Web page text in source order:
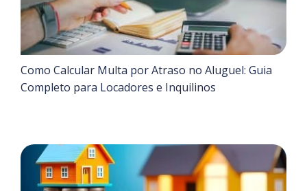
Como Calcular Multa por Atraso no Aluguel: Guia
Completo para Locadores e Inquilinos